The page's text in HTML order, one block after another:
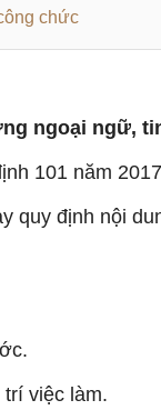
chức
ngoại ngữ,
101 năm
quy định nội
việc làm.